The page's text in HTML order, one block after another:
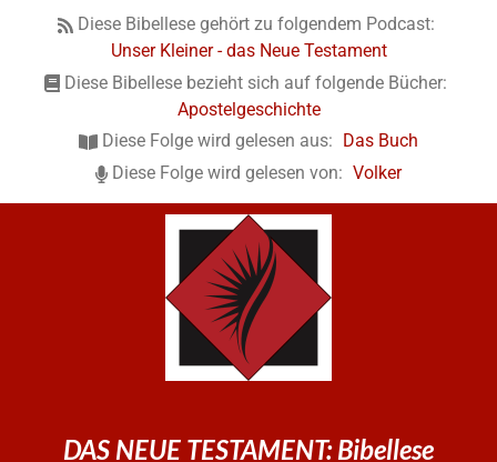
Diese Bibellese gehört zu folgendem Podcast:
Unser Kleiner - das Neue Testament
Diese Bibellese bezieht sich auf folgende Bücher:
Apostelgeschichte
Diese Folge wird gelesen aus:
Das Buch
Diese Folge wird gelesen von: Volker
DAS NEUE TESTAMENT: Bibellese